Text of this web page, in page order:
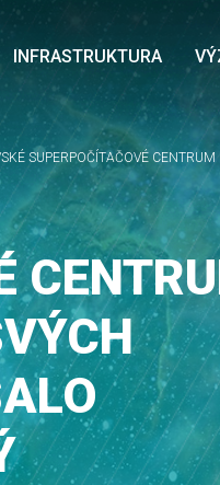
INFRASTRUKTURA
SUPERPOČÍTAČOVÉ